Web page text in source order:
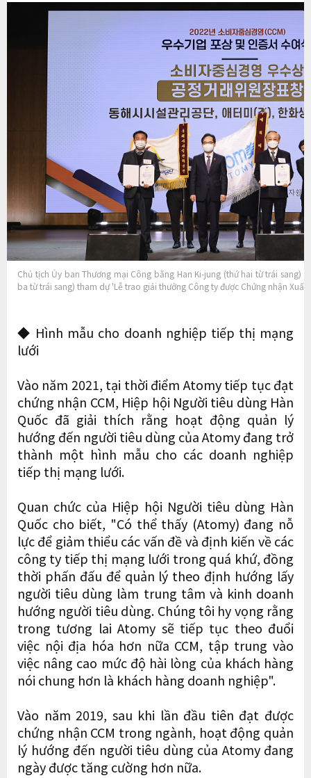
Chủ tịch Ủy ban Thương mại Công bằng Han Ki-jung (thứ hai từ trái sang)
ba từ trái sang) tham dự 'Lễ trao giải thưởng Công ty được Chứng nhận Xuất
◆ Hình mẫu cho doanh nghiệp tiếp thị mạng
lưới
Vào năm 2021, tại thời điểm Atomy tiếp tục đạt
chứng nhận CCM, Hiệp hội Người tiêu dùng Hàn
Quốc đã giải thích rằng hoạt động quản lý
hướng đến người tiêu dùng của Atomy đang trở
thành một hình mẫu cho các doanh nghiệp
tiếp thị mạng lưới.
Quan chức của Hiệp hội Người tiêu dùng Hàn
Quốc cho biết, "Có thể thấy (Atomy) đang nỗ
lực để giảm thiểu các vấn đề và định kiến về các
công ty tiếp thị mạng lưới trong quá khứ, đồng
thời phấn đấu để quản lý theo định hướng lấy
người tiêu dùng làm trung tâm và kinh doanh
hướng người tiêu dùng. Chúng tôi hy vọng rằng
trong tương lai Atomy sẽ tiếp tục theo đuổi
việc nội địa hóa hơn nữa CCM, tập trung vào
việc nâng cao mức độ hài lòng của khách hàng
nói chung hơn là khách hàng doanh nghiệp".
Vào năm 2019, sau khi lần đầu tiên đạt được
chứng nhận CCM trong ngành, hoạt động quản
lý hướng đến người tiêu dùng của Atomy đang
ngày được tăng cường hơn nữa.